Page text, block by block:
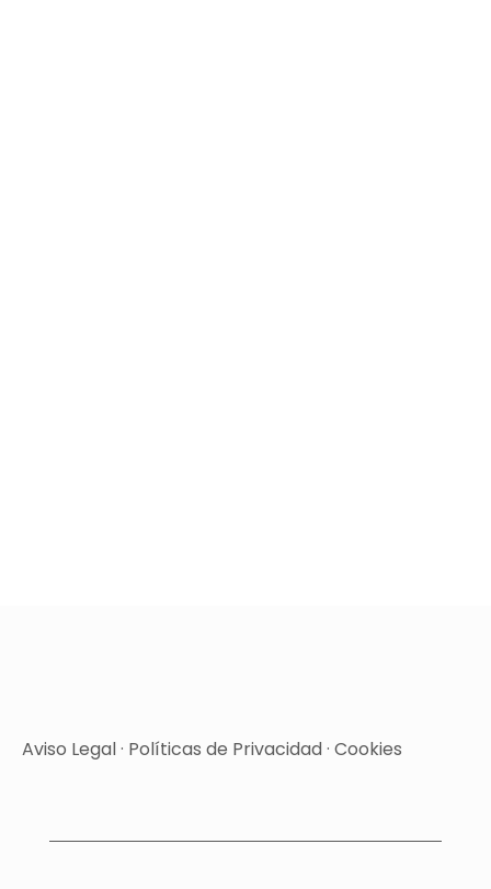
Aviso Legal· Políticas de Privacidad· Cookies